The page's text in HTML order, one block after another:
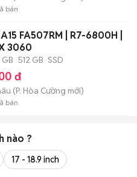
bán
FA507RM | R7-6800H |
3060
GB 512 GB SSD
đ
(P. Hòa Cường mới)
bán
nào ?
17 - 18.9 inch